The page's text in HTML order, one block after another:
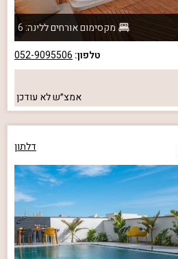
מקסימום אורחים ללינה: 6
טלפון: 052-9095506
אמצ״שלא עודכן
דלתון